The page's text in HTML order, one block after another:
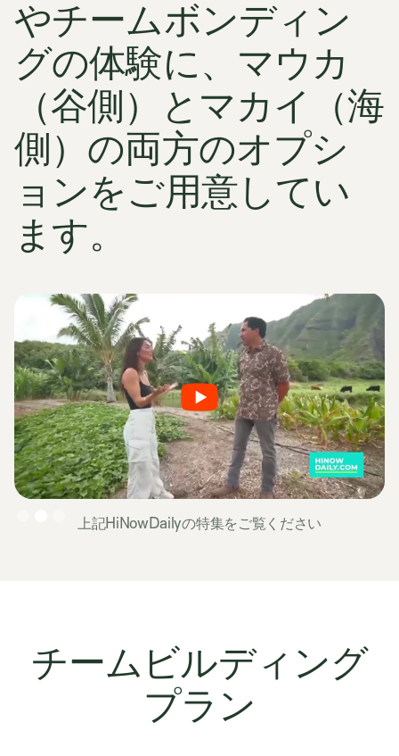
やチームボンディン
グの体験に、マウカ
（谷側）とマカイ（海
側）の両方のオプシ
ョンをご用意してい
ます。
上記HiNowDailyの特集をご覧ください
チームビルディング
プラン